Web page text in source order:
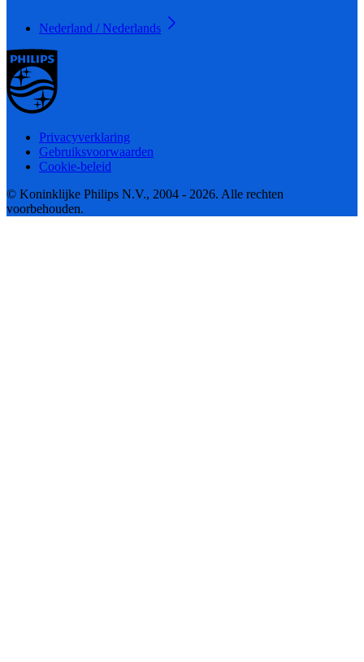
Nederland / Nederlands
Privacyverklaring
Gebruiksvoorwaarden
Cookie-beleid
© Koninklijke Philips N.V., 2004 - 2026. Alle rechten
voorbehouden.